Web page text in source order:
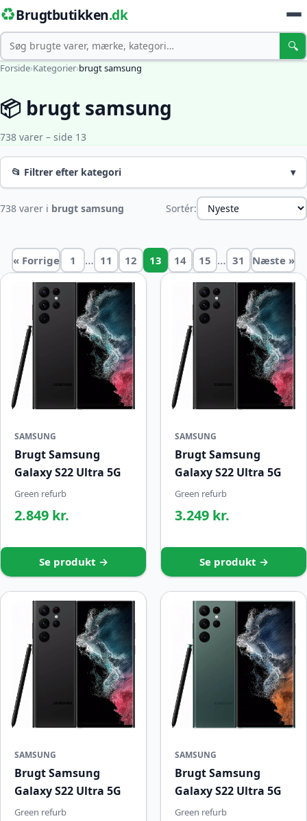
♻️Brugtbutikken.dk
Søg 🔍
Forside›Kategorier›brugt samsung
📦 brugt samsung
738 varer – side 13
📂 Filtrer efter kategori ▾
738 varer i brugt samsung Sortér:
« Forrige 1 … 11 12 13 14 15 … 31 Næste »
SAMSUNG
Brugt Samsung
Galaxy S22 Ultra 5G
Green refurb
2.849 kr.
Se produkt →
SAMSUNG
Brugt Samsung
Galaxy S22 Ultra 5G
Green refurb
3.249 kr.
Se produkt →
SAMSUNG
Brugt Samsung
Galaxy S22 Ultra 5G
Green refurb
SAMSUNG
Brugt Samsung
Galaxy S22 Ultra 5G
Green refurb